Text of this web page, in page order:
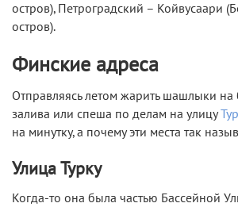
остров), Петроградский – Койвусаари
остров).
Финские адреса
Отправляясь летом жарить шашлыки на
залива или спеша по делам на улицу
на минутку, а почему эти места так
Улица Турку
Когда-то она была частью Бассейной